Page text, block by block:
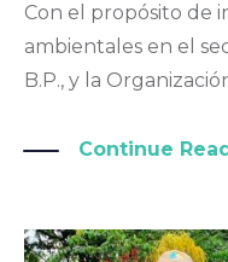
Con el propósito de
ambientales en el
B.P., y la
Continue